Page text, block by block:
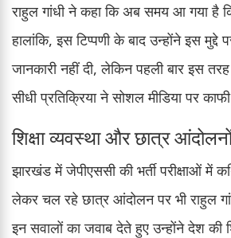
राहुल गांधी ने कहा कि अब समय आ गया है
हालांकि, इस टिप्पणी के बाद उन्होंने इस
जानकारी नहीं दी, लेकिन पहली बार इस
सीधी प्रतिक्रिया ने सोशल मीडिया पर
शिक्षा व्यवस्था और छात्र
झारखंड में जेपीएससी की भर्ती परीक्षाओं में
लेकर चल रहे छात्र आंदोलन पर भी राहुल
इन सवालों का जवाब देते हुए उन्होंने देश की